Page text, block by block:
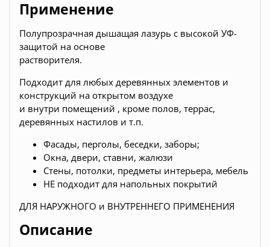
Применение
Полупрозрачная дышащая лазурь с высокой УФ-
защитой на основе
растворителя.
Подходит для любых деревянных элементов и
конструкций на открытом воздухе
и внутри помещений , кроме полов, террас,
деревянных настилов и т.п.
Фасады, перголы, беседки, заборы;
Окна, двери, ставни, жалюзи
Стены, потолки, предметы интерьера, мебель
НЕ подходит для напольных покрытий
ДЛЯ НАРУЖНОГО и ВНУТРЕННЕГО ПРИМЕНЕНИЯ
Описание